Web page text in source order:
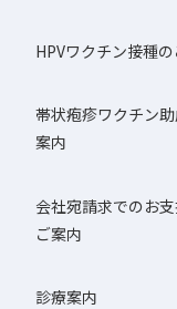
HPVワクチン接種
帯状疱疹ワクチン
案内
会社宛請求でのお
ご案内
診療案内